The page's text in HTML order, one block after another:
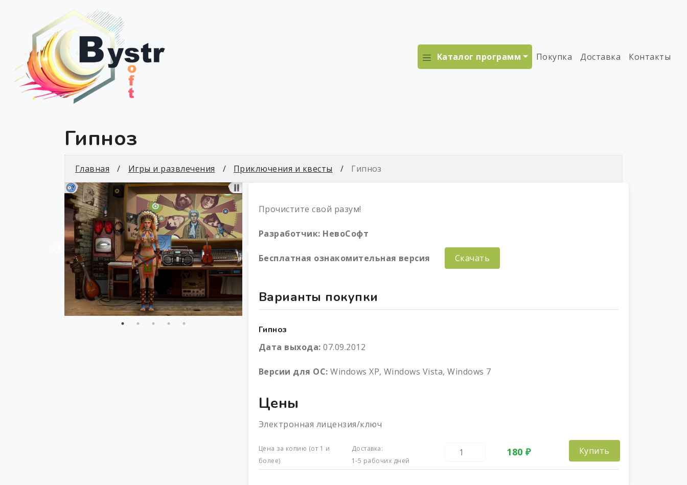
Каталог программ Покупка Доставка Контакты
Гипноз
Главная Игры и развлечения Приключения и квесты Гипноз
Прочистите свой разум!
Разработчик: НевоСофт
Бесплатная ознакомительная версия Скачать
Варианты покупки
Гипноз
Дата выхода: 07.09.2012
Версии для ОС: Windows XP, Windows Vista, Windows 7
Цены
Электронная лицензия/ключ
Цена за копию (от 1 и
более)
Доставка:
1-5 рабочих дней
180 ₽ Купить